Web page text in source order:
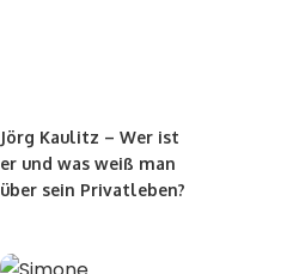
Jörg Kaulitz – Wer ist
er und was weiß man
über sein Privatleben?